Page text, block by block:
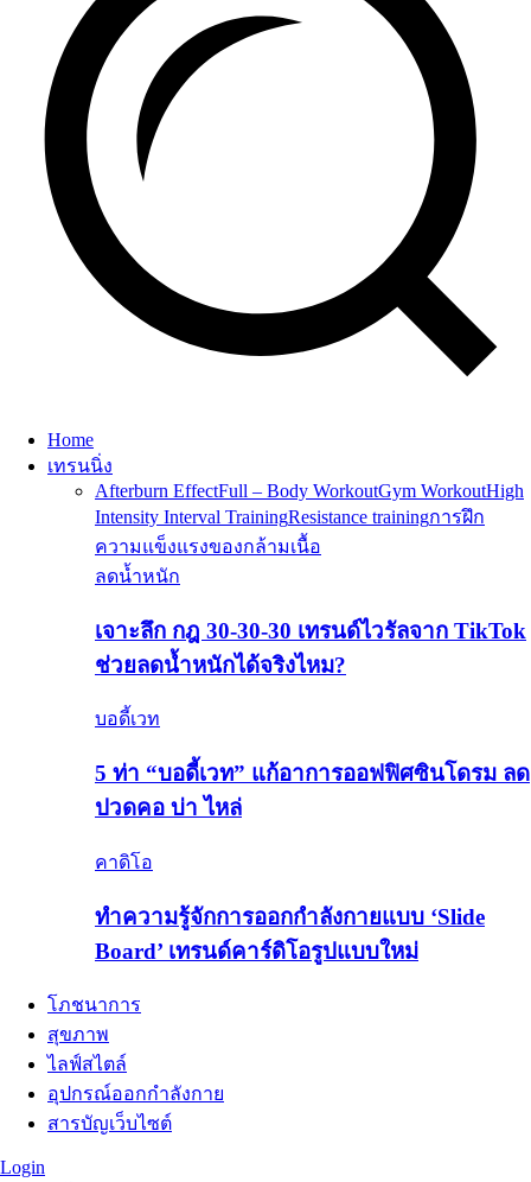
Home
เทรนนิ่ง
Afterburn EffectFull – Body WorkoutGym WorkoutHigh
Intensity Interval TrainingResistance trainingการฝึก
ความแข็งแรงของกล้ามเนื้อ
ลดน้ำหนัก
เจาะลึก กฎ 30-30-30 เทรนด์ไวรัลจาก TikTok
ช่วยลดน้ำหนักได้จริงไหม?
บอดี้เวท
5 ท่า “บอดี้เวท” แก้อาการออฟฟิศซินโดรม ลด
ปวดคอ บ่า ไหล่
คาดิโอ
ทำความรู้จักการออกกำลังกายแบบ ‘Slide
Board’ เทรนด์คาร์ดิโอรูปแบบใหม่
โภชนาการ
สุขภาพ
ไลฟ์สไตล์
อุปกรณ์ออกกำลังกาย
สารบัญเว็บไซต์
Login